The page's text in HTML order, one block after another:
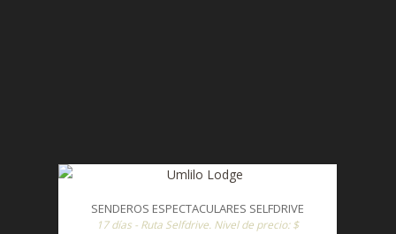
SENDEROS ESPECTACULARES SELFDRIVE
17 días - Ruta Selfdrive. Nivel de precio: $